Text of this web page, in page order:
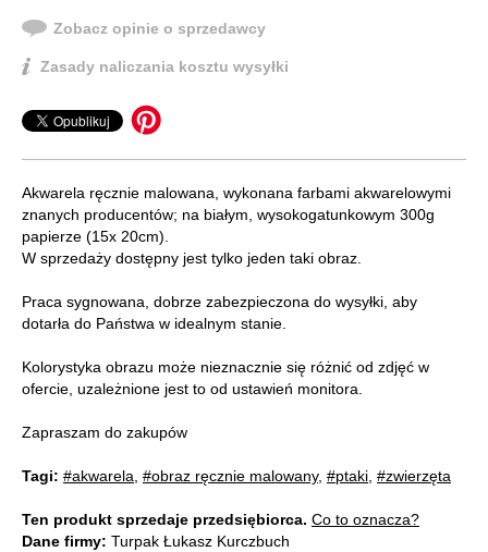
Zobacz opinie o sprzedawcy
Zasady naliczania kosztu wysyłki
Akwarela ręcznie malowana, wykonana farbami akwarelowymi
znanych producentów; na białym, wysokogatunkowym 300g
papierze (15x 20cm).
W sprzedaży dostępny jest tylko jeden taki obraz.
Praca sygnowana, dobrze zabezpieczona do wysyłki, aby
dotarła do Państwa w idealnym stanie.
Kolorystyka obrazu może nieznacznie się różnić od zdjęć w
ofercie, uzależnione jest to od ustawień monitora.
Zapraszam do zakupów
Tagi: #akwarela #obraz ręcznie malowany, #ptaki #zwierzęta
Ten produkt sprzedaje przedsiębiorca. Co to oznacza?
Dane firmy: Turpak Łukasz Kurczbuch